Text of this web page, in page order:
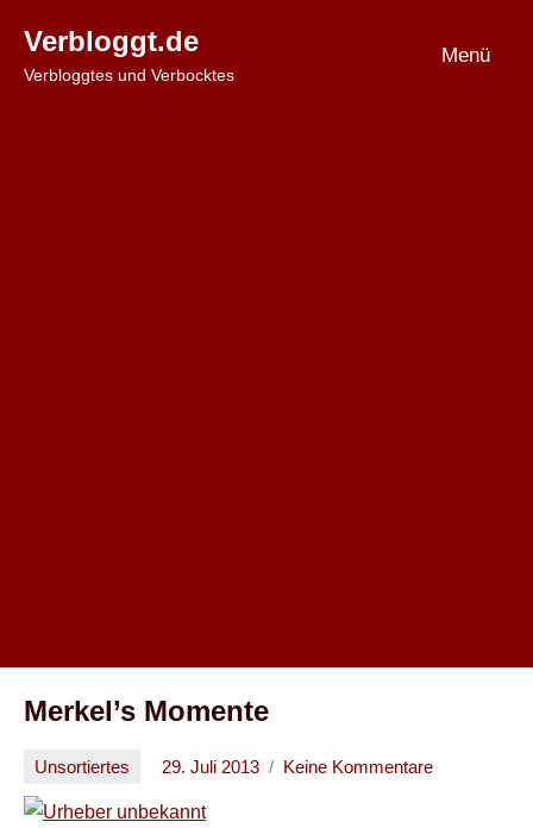
Inhalt
springen
Verbloggt.de
Verbloggtes und Verbocktes
Menü
Merkel’s Momente
Unsortiertes 29. Juli 2013 Keine Kommentare